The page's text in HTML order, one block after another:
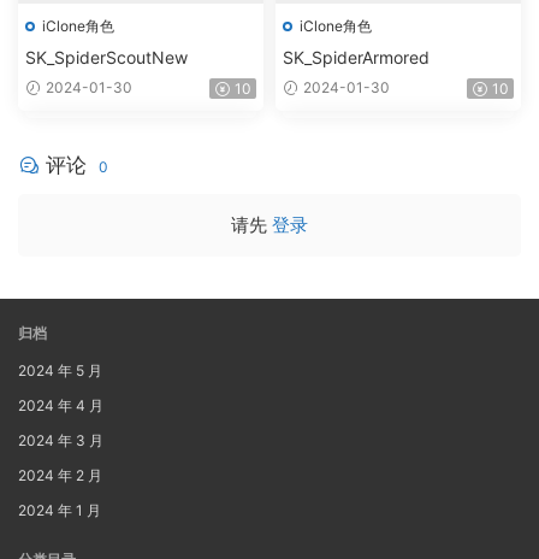
iClone角色
SK_SpiderScoutNew
2024-01-30 10
iClone角色
SK_SpiderArmored
2024-01-30 10
评论 0
请先 登录
归档
2024 年 5 月
2024 年 4 月
2024 年 3 月
2024 年 2 月
2024 年 1 月